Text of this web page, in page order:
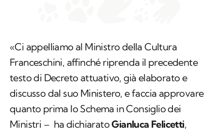
«Ci appelliamo al Ministro della Cultura
Franceschini, affinché riprenda il precedente
testo di Decreto attuativo, già elaborato e
discusso dal suo Ministero, e faccia approvare
quanto prima lo Schema in Consiglio dei
Ministri – ha dichiaratoGianluca Felicetti,